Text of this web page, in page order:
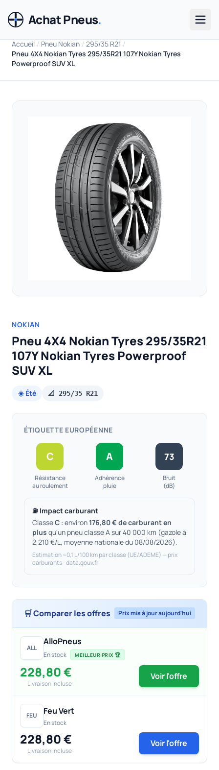
Achat Pneus.
Accueil / Pneu Nokian / 295/35 R21 /
Pneu 4X4 Nokian Tyres 295/35R21 107Y Nokian Tyres
Powerproof SUV XL
NOKIAN
Pneu 4X4 Nokian Tyres 295/35R21
107Y Nokian Tyres Powerproof
SUV XL
☀️ Été 📐 295/35 R21
ÉTIQUETTE EUROPÉENNE
C
Résistance
au roulement
A
Adhérence
pluie
73
Bruit
(dB)
⛽ Impact carburant
ClasseC : environ176,80 € de carburant en
plus qu'un pneu classe A sur 40 000 km (gazole à
2,210 €/L, moyenne nationale du 08/08/2026).
Estimation ~0,1 L/100 km par classe (UE/ADEME) — prix
carburants : data.gouv.fr
🛒 Comparer les offres Prix mis à jour aujourd'hui
ALL
AlloPneus
En stock MEILLEUR PRIX 🏆
228,80 €
Livraison incluse
Voir l'offre
FEU Feu Vert
En stock
228,80 €
Livraison incluse
Voir l'offre